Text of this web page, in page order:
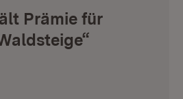
Prämie für